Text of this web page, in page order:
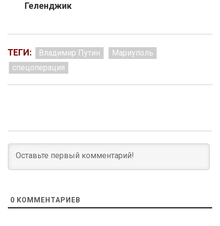
Геленджик
ТЕГИ: Владимир Путин
Мариуполь
спецоперация
0 КОММЕНТАРИЕВ